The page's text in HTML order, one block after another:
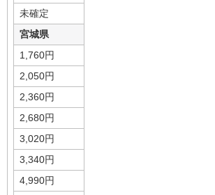
未確定
宮城県
1,760円
2,050円
2,360円
2,680円
3,020円
3,340円
4,990円